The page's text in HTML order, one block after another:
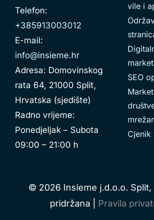
Telefon:
+385913003012
E-mail:
info@insieme.hr
Adresa: Domovinskog
rata 64, 21000 Split,
Hrvatska (sjedište)
Radno vrijeme:
Ponedjeljak – Subota
09:00 – 21:00 h
vile i
SEO
Cjenik
© 2026 Insieme j.d.o.o. Split,
pridržana | Pravila